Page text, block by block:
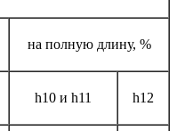
на полную длину, %
h10 и h11 h12